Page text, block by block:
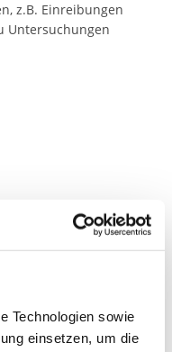
Technologien sowie
einsetzen, um die
z.B. Einreibungen
Untersuchungen